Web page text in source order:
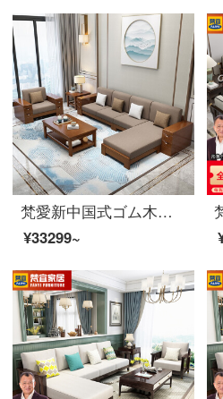
梵愛新中国式ゴム木の実木ソファ綿麻布芸座ってソファセットリビングルームの家具をセットした四人位＋足＋茶卓＋テレビキャビネットの標準モデル
¥33299~